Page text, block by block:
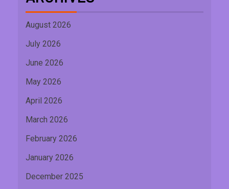
August 2026
July 2026
June 2026
May 2026
April 2026
March 2026
February 2026
January 2026
December 2025